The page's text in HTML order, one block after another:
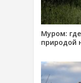
Муром:
природой